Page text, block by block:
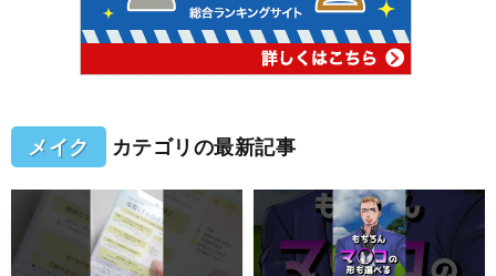
メイク カテゴリの最新記事